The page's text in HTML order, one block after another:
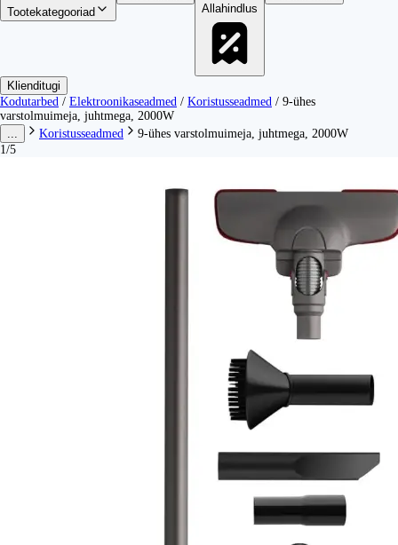
Tootekategooriad
Allahindlus
Klienditugi
Kodutarbed / Elektroonikaseadmed / Koristusseadmed / 9-ühes
varstolmuimeja, juhtmega, 2000W
Koristusseadmed
9-ühes varstolmuimeja, juhtmega, 2000W
1/5